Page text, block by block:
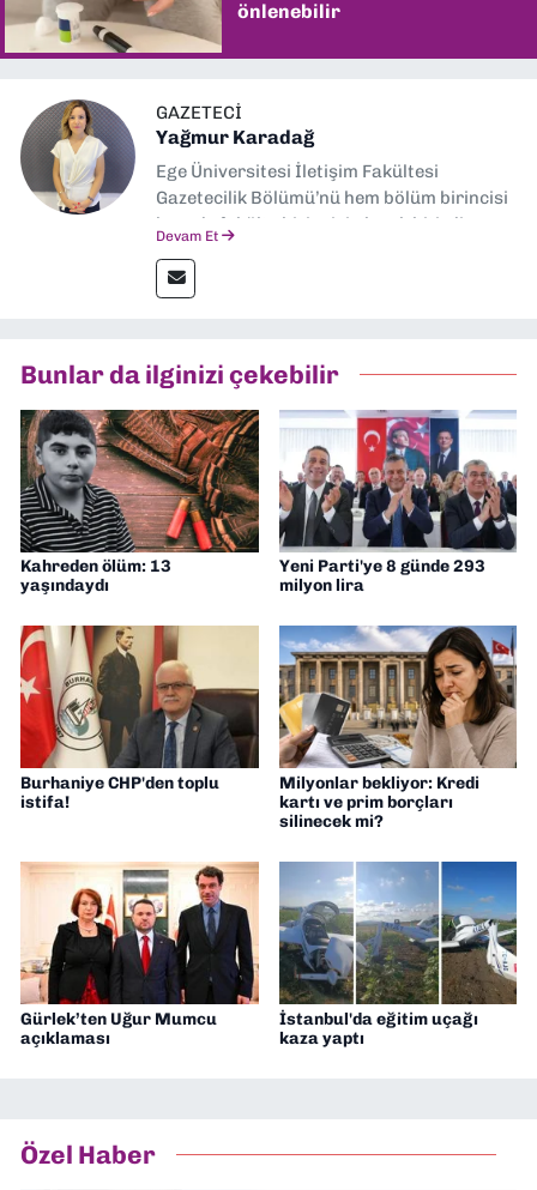
önlenebilir
GAZETECI
Yağmur Karadağ
Ege Üniversitesi İletişim Fakültesi
Gazetecilik Bölümü’nü hem bölüm birincisi
hem de fakülte birincisi olarak bitirdim.
İletişim” üzerine yüksek lisans eğitimimi
tamamladım. Halen aynı anabilim dalında
Müdürü” olarak görev almaktayım. Hak
odaklı haberciliğe dair çalışmalar
yapıyorum
Devam Et
Bunlar da ilginizi çekebilir
Kahreden ölüm: 13
yaşındaydı
Yeni Parti'ye 8 günde 293
milyon lira
Burhaniye CHP'den toplu
istifa!
Milyonlar bekliyor: Kredi
kartı ve prim borçları
silinecek mi?
Gürlek’ten Uğur Mumcu
açıklaması
İstanbul'da eğitim uçağı
kaza yaptı
Özel Haber